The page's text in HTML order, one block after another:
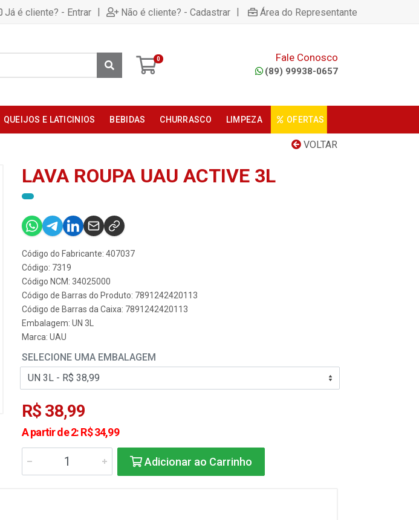
Já é cliente? - Entrar | Não é cliente? - Cadastrar | Área do Representante
0 Fale Conosco
(89) 99938-0657
QUEIJOS E LATICINIOS BEBIDAS CHURRASCO LIMPEZA OFERTAS
VOLTAR
LAVA ROUPA UAU ACTIVE 3L
Código do Fabricante: 407037
Código: 7319
Código NCM: 34025000
Código de Barras do Produto: 7891242420113
Código de Barras da Caixa: 7891242420113
Embalagem: UN 3L
Marca: UAU
SELECIONE UMA EMBALAGEM
R$ 38,99
A partir de 2: R$ 34,99
Adicionar ao Carrinho